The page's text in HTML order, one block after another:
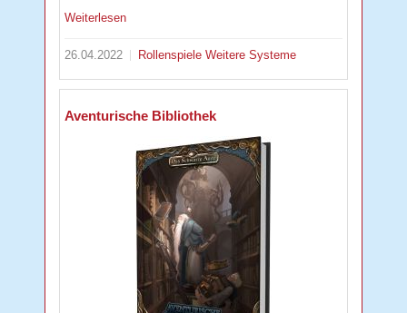
Weiterlesen
26.04.2022 RollenspieleWeitere Systeme
Aventurische Bibliothek